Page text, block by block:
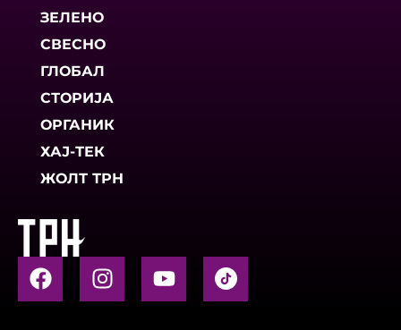
ЗЕЛЕНО
СВЕСНО
ГЛОБАЛ
СТОРИЈА
ОРГАНИК
ХАЈ-ТЕК
ЖОЛТ ТРН